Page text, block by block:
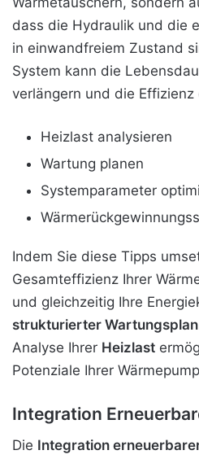
dass die Hydraulik und die
in einwandfreiem Zustand
System kann die
verlängern und die
Heizlast analysieren
Wartung planen
Systemparameter
Indem Sie diese Tipps
Gesamteffizienz Ihrer
und gleichzeitig Ihre
strukturierter Wartungsplan
Analyse Ihrer Heizlast
Potenziale Ihrer
Integration
Die Integration